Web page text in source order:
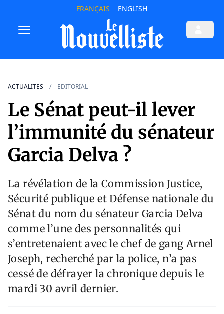
FRANÇAIS ENGLISH
ACTUALITES EDITORIAL
Le Sénat peut-il lever
l’immunité du sénateur
Garcia Delva ?
La révélation de la Commission Justice,
Sécurité publique et Défense nationale du
Sénat du nom du sénateur Garcia Delva
comme l’une des personnalités qui
s’entretenaient avec le chef de gang Arnel
Joseph, recherché par la police, n’a pas
cessé de défrayer la chronique depuis le
mardi 30 avril dernier.